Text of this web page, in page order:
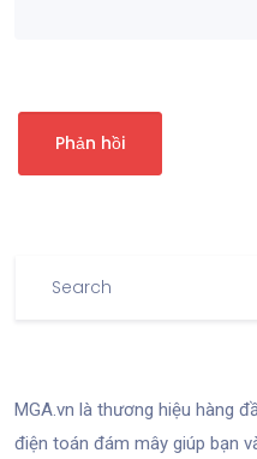
MGA.vn là thương hiệu hàng
điện toán đám mây giúp bạn